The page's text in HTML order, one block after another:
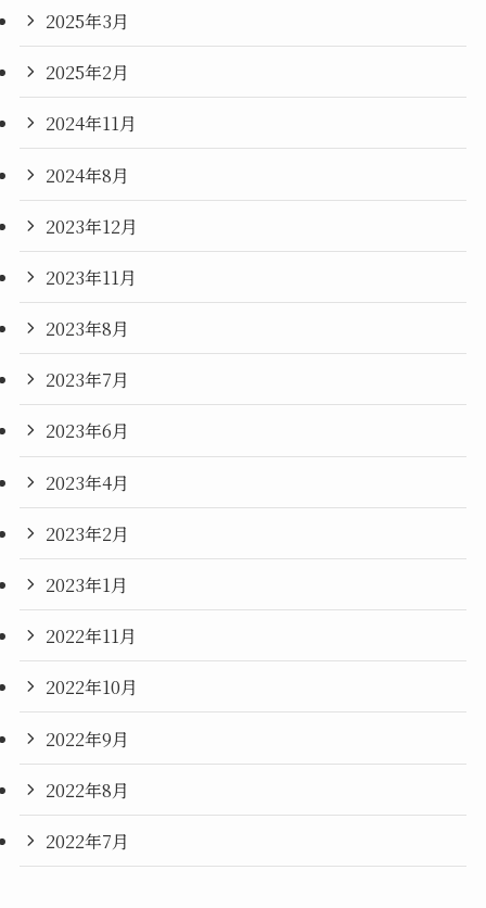
2025年3月
2025年2月
2024年11月
2024年8月
2023年12月
2023年11月
2023年8月
2023年7月
2023年6月
2023年4月
2023年2月
2023年1月
2022年11月
2022年10月
2022年9月
2022年8月
2022年7月